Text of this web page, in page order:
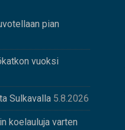
pian
vuoksi
Sulkavalla 5.8.2026
koelauluja varten